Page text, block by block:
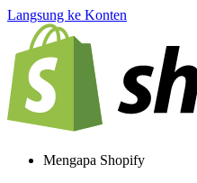
Langsung ke Konten
Mengapa Shopify